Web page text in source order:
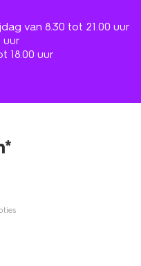
van 8.30 tot 21.00 uur
uur
18.00 uur